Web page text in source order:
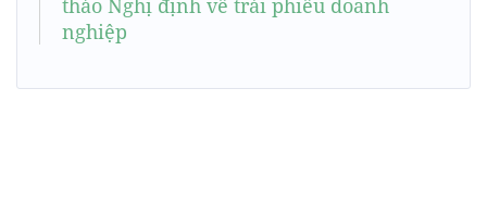
thảo Nghị định về trái phiếu doanh
nghiệp